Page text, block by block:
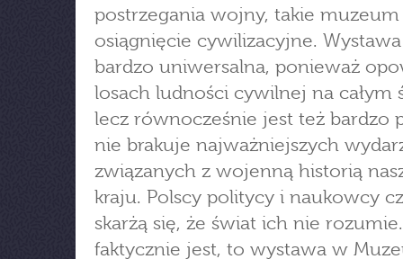
postrzegania wojny, takie
osiągnięcie cywilizacyjne.
bardzo uniwersalna, ponieważ
losach ludności cywilnej na całym
lecz równocześnie jest też bardzo
nie brakuje najważniejszych
związanych z wojenną historią
kraju. Polscy politycy i naukowcy
skarżą się, że świat ich nie
faktycznie jest, to wystawa w